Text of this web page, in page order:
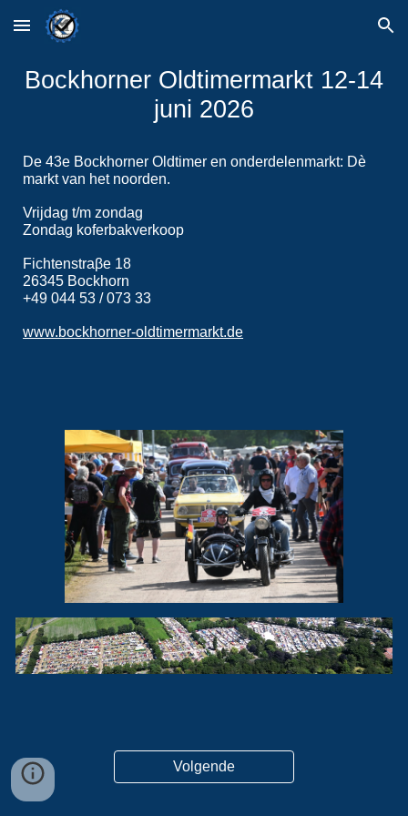
Skip to main content Skip to navigation
Bockhorner Oldtimermarkt 12-14
juni 2026
De 43e Bockhorner Oldtimer en onderdelenmarkt: Dè
markt van het noorden.
Vrijdag t/m zondag
Zondag koferbakverkoop
Fichtenstraβe 18
26345 Bockhorn
+49 044 53 / 073 33
www.bockhorner-oldtimermarkt.de
Volgende